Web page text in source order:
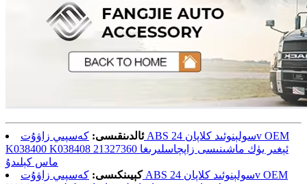
ئالدىنقىسى: كەسپىي زاۋۇت ABS سولېنوئىد كلاپان 24v OEM
K038400 K038408 21327360 ئېغىر يۈك ماشىنىسى زاپچاسلىرىغا
ماس كېلىدۇ
كېيىنكىسى: كەسپىي زاۋۇت ABS سولېنوئىد كلاپان 24v OEM